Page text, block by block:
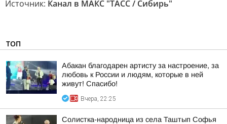
Источник: Канал в МАКС "ТАСС / Сибирь"
ТОП
Абакан благодарен артисту за настроение, за
любовь к России и людям, которые в ней
живут! Спасибо!
Вчера, 22:25
Солистка-народница из села Таштып Софья